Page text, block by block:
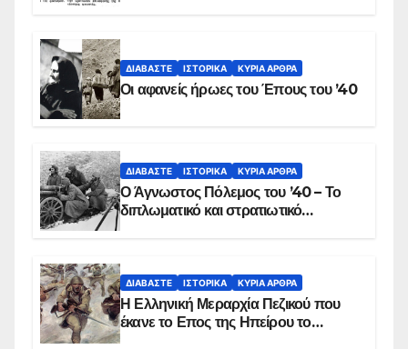
ΔΙΑΒΆΣΤΕ ΙΣΤΟΡΙΚΆ ΚΥΡΙΑ ΑΡΘΡΑ
Οι αφανείς ήρωες του Έπους του ’40
ΔΙΑΒΆΣΤΕ ΙΣΤΟΡΙΚΆ ΚΥΡΙΑ ΑΡΘΡΑ
Ο Άγνωστος Πόλεμος του ’40 – Το
διπλωματικό και στρατιωτικό
ΔΙΑΒΆΣΤΕ ΙΣΤΟΡΙΚΆ ΚΥΡΙΑ ΑΡΘΡΑ
Η Ελληνική Μεραρχία Πεζικού που
έκανε το Επος της Ηπείρου το